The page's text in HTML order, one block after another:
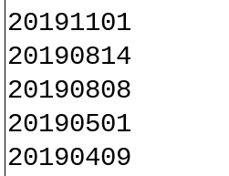
20191101
20190814
20190808
20190501
20190409